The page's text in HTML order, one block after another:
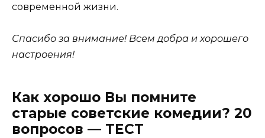
современной жизни.
Спасибо за внимание! Всем добра и хорошего
настроения!
Как хорошо Вы помните
старые советские комедии? 20
вопросов — ТЕСТ